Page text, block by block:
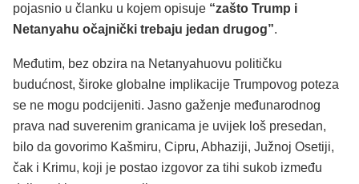
pojasnio u članku u kojem opisuje “zašto Trump i
Netanyahu očajnički trebaju jedan drugog”.
Međutim, bez obzira na Netanyahuovu političku
budućnost, široke globalne implikacije Trumpovog poteza
se ne mogu podcijeniti. Jasno gaženje međunarodnog
prava nad suverenim granicama je uvijek loš presedan,
bilo da govorimo Kašmiru, Cipru, Abhaziji, Južnoj Osetiji,
čak i Krimu, koji je postao izgovor za tihi sukob između